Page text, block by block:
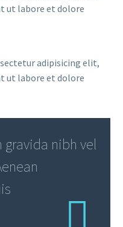
ut labore et dolore
adipisicing elit,
ut labore et dolore
nibh vel